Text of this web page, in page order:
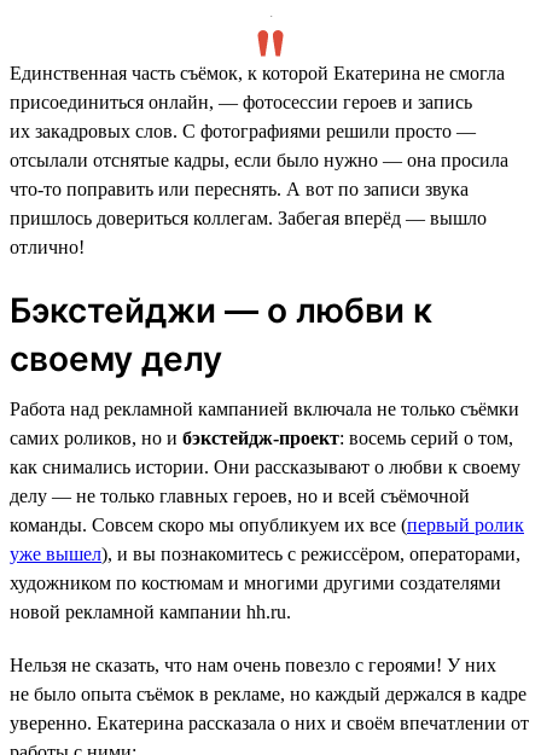
.
Единственная часть съёмок, к которой Екатерина не смогла
присоединиться онлайн, — фотосессии героев и запись
их закадровых слов. С фотографиями решили просто —
отсылали отснятые кадры, если было нужно — она просила
что-то поправить или переснять. А вот по записи звука
пришлось довериться коллегам. Забегая вперёд — вышло
отлично!
Бэкстейджи — о любви к
своему делу
Работа над рекламной кампанией включала не только съёмки
самих роликов, но и бэкстейдж-проект: восемь серий о том,
как снимались истории. Они рассказывают о любви к своему
делу — не только главных героев, но и всей съёмочной
команды. Совсем скоро мы опубликуем их все (первый ролик
уже вышел), и вы познакомитесь с режиссёром, операторами,
художником по костюмам и многими другими создателями
новой рекламной кампании hh.ru.
Нельзя не сказать, что нам очень повезло с героями! У них
не было опыта съёмок в рекламе, но каждый держался в кадре
уверенно. Екатерина рассказала о них и своём впечатлении от